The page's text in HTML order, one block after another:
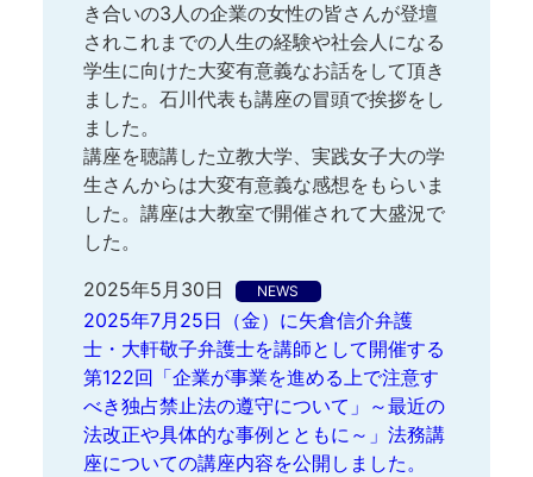
き合いの3人の企業の女性の皆さんが登壇
されこれまでの人生の経験や社会人になる
学生に向けた大変有意義なお話をして頂き
ました。石川代表も講座の冒頭で挨拶をし
ました。
講座を聴講した立教大学、実践女子大の学
生さんからは大変有意義な感想をもらいま
した。講座は大教室で開催されて大盛況で
した。
2025年5月30日
NEWS
2025年7月25日（金）に矢倉信介弁護
士・大軒敬子弁護士を講師として開催する
第122回「企業が事業を進める上で注意す
べき独占禁止法の遵守について」～最近の
法改正や具体的な事例とともに～」法務講
座についての講座内容を公開しました。